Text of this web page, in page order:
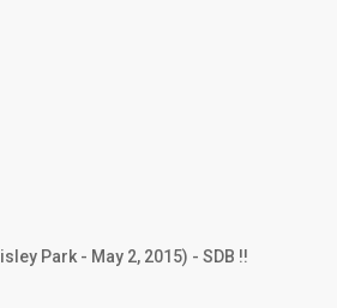
Park - May 2, 2015) - SDB !!